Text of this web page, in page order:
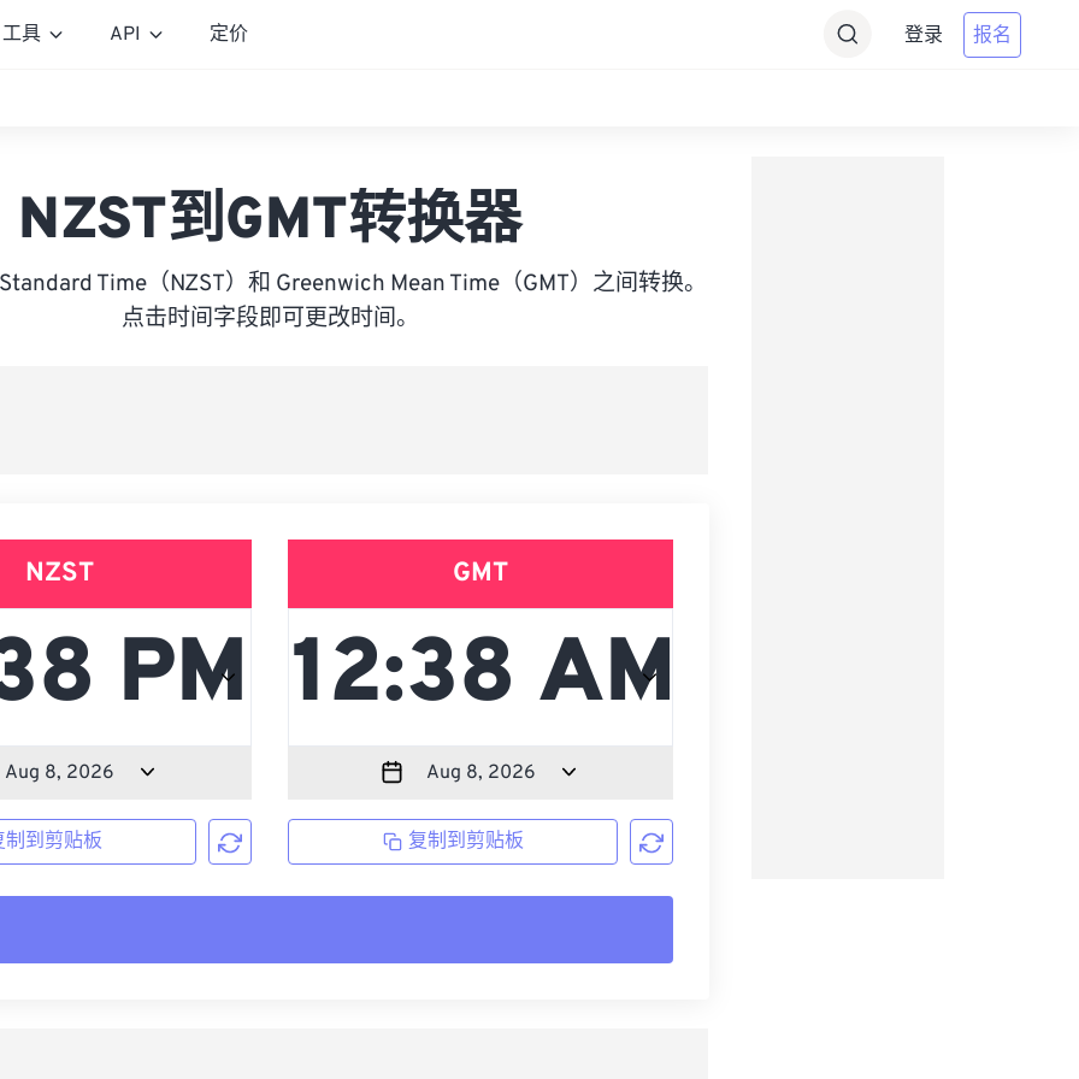
工具 API 定价 登录 报名
NZST到GMT转换器
Time（NZST）和 Greenwich Mean Time（GMT）之间转换。
点击时间字段即可更改时间。
NZST
制到剪贴板
GMT
复制到剪贴板